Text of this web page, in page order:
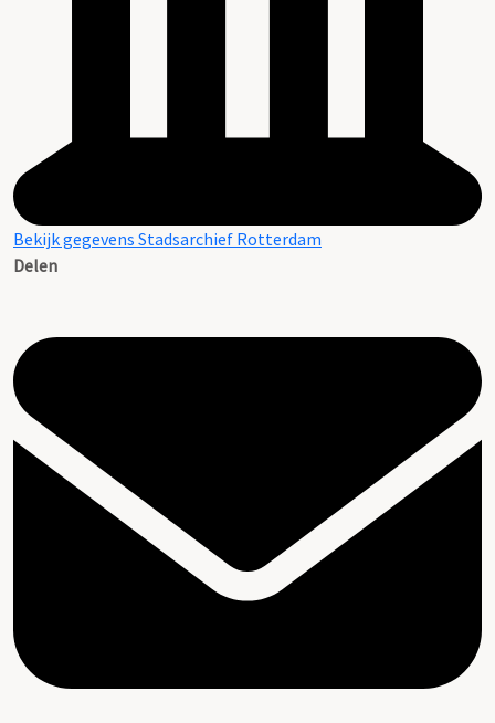
Bekijk gegevens Stadsarchief Rotterdam
Delen